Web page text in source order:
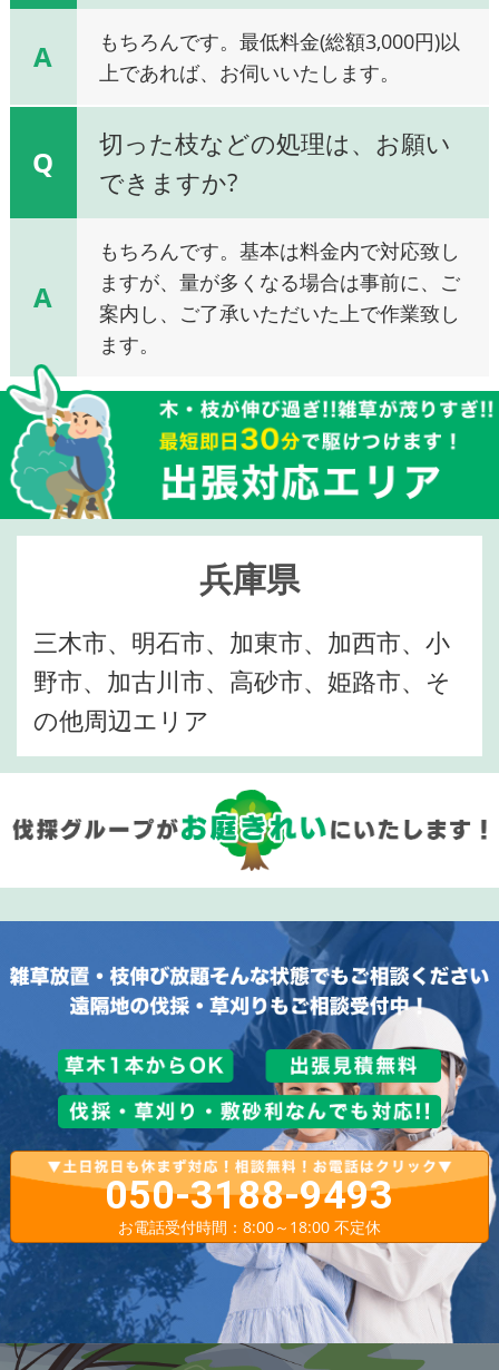
A
もちろんです。最低料金(総額3,000円)以
上であれば、お伺いいたします。
Q
切った枝などの処理は、お願い
できますか?
A
もちろんです。基本は料金内で対応致し
ますが、量が多くなる場合は事前に、ご
案内し、ご了承いただいた上で作業致し
ます。
兵庫県
三木市、明石市、加東市、加西市、小
野市、加古川市、高砂市、姫路市、そ
の他周辺エリア
050-3188-9493
お電話受付時間：8:00～18:00 不定休